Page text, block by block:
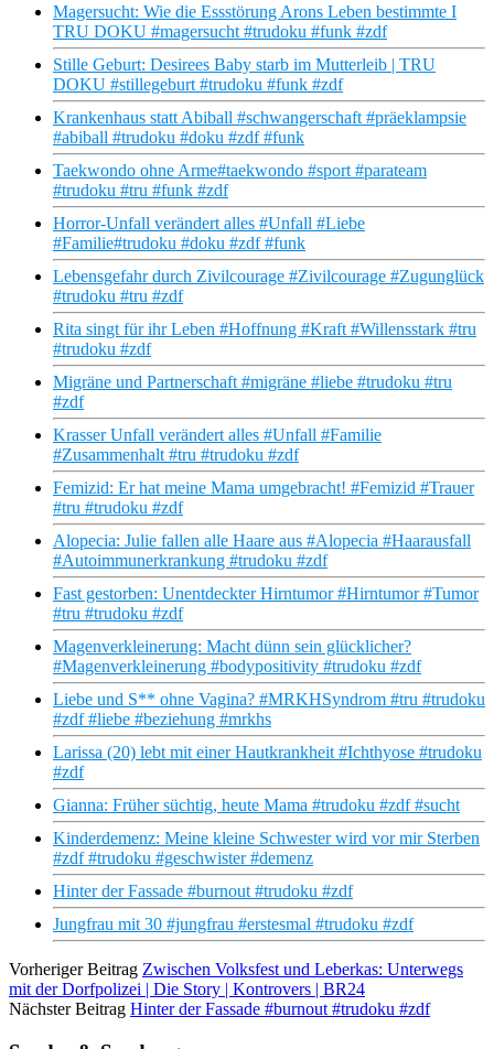
Magersucht: Wie die Essstörung Arons Leben bestimmte I
TRU DOKU #magersucht #trudoku #funk #zdf
Stille Geburt: Desirees Baby starb im Mutterleib | TRU
DOKU #stillegeburt #trudoku #funk #zdf
Krankenhaus statt Abiball #schwangerschaft #präeklampsie
#abiball #trudoku #doku #zdf #funk
Taekwondo ohne Arme#taekwondo #sport #parateam
#trudoku #tru #funk #zdf
Horror-Unfall verändert alles #Unfall #Liebe
#Familie#trudoku #doku #zdf #funk
Lebensgefahr durch Zivilcourage #Zivilcourage #Zugunglück
#trudoku #tru #zdf
Rita singt für ihr Leben #Hoffnung #Kraft #Willensstark #tru
#trudoku #zdf
Migräne und Partnerschaft #migräne #liebe #trudoku #tru
#zdf
Krasser Unfall verändert alles #Unfall #Familie
#Zusammenhalt #tru #trudoku #zdf
Femizid: Er hat meine Mama umgebracht! #Femizid #Trauer
#tru #trudoku #zdf
Alopecia: Julie fallen alle Haare aus #Alopecia #Haarausfall
#Autoimmunerkrankung #trudoku #zdf
Fast gestorben: Unentdeckter Hirntumor #Hirntumor #Tumor
#tru #trudoku #zdf
Magenverkleinerung: Macht dünn sein glücklicher?
#Magenverkleinerung #bodypositivity #trudoku #zdf
Liebe und S** ohne Vagina? #MRKHSyndrom #tru #trudoku
#zdf #liebe #beziehung #mrkhs
Larissa (20) lebt mit einer Hautkrankheit #Ichthyose #trudoku
#zdf
Gianna: Früher süchtig, heute Mama #trudoku #zdf #sucht
Kinderdemenz: Meine kleine Schwester wird vor mir Sterben
#zdf #trudoku #geschwister #demenz
Hinter der Fassade #burnout #trudoku #zdf
Jungfrau mit 30 #jungfrau #erstesmal #trudoku #zdf
Vorheriger Beitrag Zwischen Volksfest und Leberkas: Unterwegs
mit der Dorfpolizei | Die Story | Kontrovers | BR24
Nächster Beitrag Hinter der Fassade #burnout #trudoku #zdf